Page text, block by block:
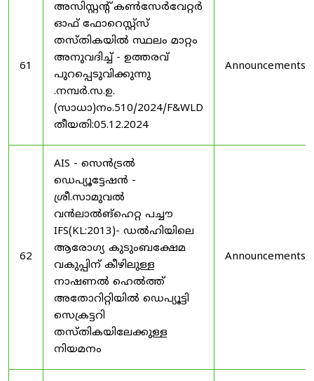
61
അസിസ്റ്റന്റ് കൺസേർവേറ്റർ
ഓഫ് ഫോറെസ്റ്റ്സ്
തസ്തികയിൽ സ്ഥലം മാറ്റം
അനുവദിച്ച് - ഉത്തരവ്
പുറപ്പെടുവിക്കുന്നു
.നമ്പർ.സ.ഉ.
(സാധാ)നം.510/2024/F&WLD
തീയതി:05.12.2024
Announcements
62
AIS - സെൻട്രൽ
ഡെപ്യൂട്ടേഷൻ -
ശ്രീ.സാമുവൽ
വൻലാൽങ്‌ഹെറ്റ പച്ചൗ
IFS(KL:2013)- ഡൽഹിയിലെ
ആരോഗ്യ കുടുംബക്ഷേമ
വകുപ്പിന് കീഴിലുള്ള
നാഷണൽ ഹെൽത്ത്
അതോറിറ്റിയിൽ ഡെപ്യൂട്ടി
സെക്രട്ടറി
തസ്തികയിലേക്കുള്ള
നിയമനം
Announcements